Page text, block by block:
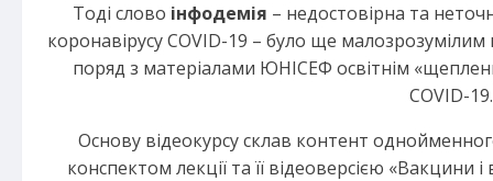
Тоді слово інфодемія – недостовірна та
коронавірусу COVID-19 – було ще
поряд з матеріалами ЮНІСЕФ освітнім
COVID-19.
Основу відеокурсу склав контент
конспектом лекції та її відеоверсією «Вакцини